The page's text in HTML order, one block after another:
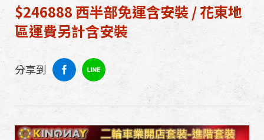
$246888 西半部免運含安裝 / 花東地
區運費另計含安裝
分享到